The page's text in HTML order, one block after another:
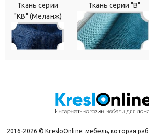
Ткань серии
"КВ" (Меланж)
Ткань серии "В"
2016-2026 © KresloOnline: мебель, которая